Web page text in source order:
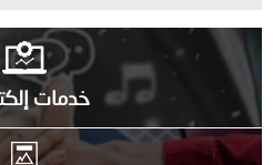
خدمات إلكترونية